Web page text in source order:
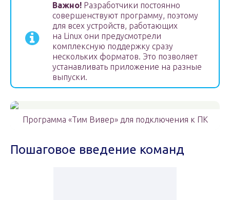
Важно! Разработчики постоянно
совершенствуют программу, поэтому
для всех устройств, работающих
на Linux они предусмотрели
комплексную поддержку сразу
нескольких форматов. Это позволяет
устанавливать приложение на разные
выпуски.
Программа «Тим Вивер» для подключения к ПК
Пошаговое введение команд